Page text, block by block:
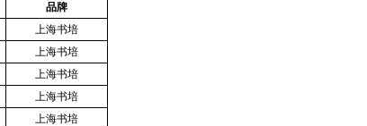
品牌
上海书培
上海书培
上海书培
上海书培
上海书培